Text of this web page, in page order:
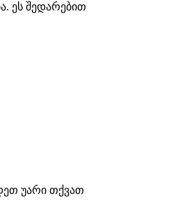
ეს შედარებით
უარი თქვათ